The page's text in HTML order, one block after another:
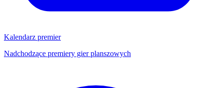
Kalendarz premier
Nadchodzące premiery gier planszowych